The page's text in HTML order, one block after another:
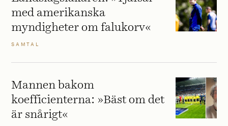
med amerikanska
myndigheter om falukorv«
SAMTAL
Mannen bakom
koefficienterna: »Bäst om det
är snårigt«